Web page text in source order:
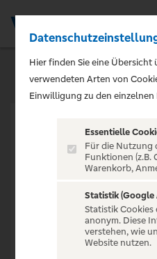
Hier finden Sie eine Übersicht
verwendeten Arten von
Einwilligung zu den
Essentielle
Für die Nutzung
Funktionen (z.B.
Warenkorb,
Statistik (Google
Statistik
anonym. Diese
verstehen, wie
Website nutzen.